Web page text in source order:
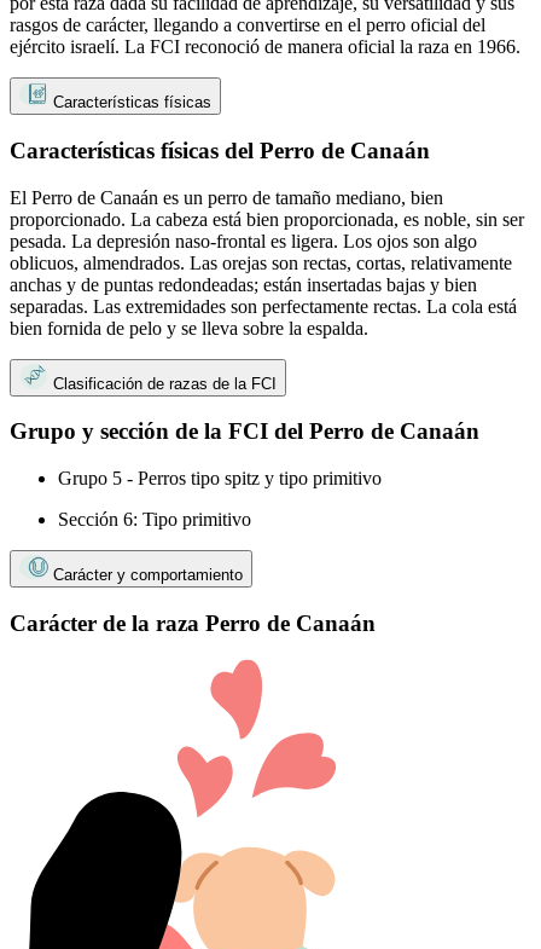
rasgos de carácter, llegando a convertirse en el perro oficial del
ejército israelí. La FCI reconoció de manera oficial la raza en 1966.
Características físicas
Características físicas del Perro de Canaán
El Perro de Canaán es un perro de tamaño mediano, bien
proporcionado. La cabeza está bien proporcionada, es noble, sin ser
pesada. La depresión naso-frontal es ligera. Los ojos son algo
oblicuos, almendrados. Las orejas son rectas, cortas, relativamente
anchas y de puntas redondeadas; están insertadas bajas y bien
separadas. Las extremidades son perfectamente rectas. La cola está
bien fornida de pelo y se lleva sobre la espalda.
Clasificación de razas de la FCI
Grupo y sección de la FCI del Perro de Canaán
Grupo 5 - Perros tipo spitz y tipo primitivo
Sección 6: Tipo primitivo
Carácter y comportamiento
Carácter de la raza Perro de Canaán